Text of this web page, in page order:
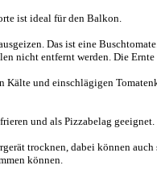
ist ideal für den Balkon.
Das ist eine
nicht entfernt werden. Die
Kälte und einschlägigen
und als Pizzabelag geeignet.
trocknen, dabei können
können.